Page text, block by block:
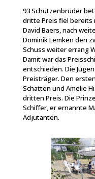
93 Schützenbrüder
dritte Preis fiel bereits
David Baers, nach
Dominik Lemken den
Schuss weiter errang
Damit war das
entschieden. Die
Preisträger. Den
Schatten und Amelie
dritten Preis. Die
Schiffer, er ernannte
Adjutanten.